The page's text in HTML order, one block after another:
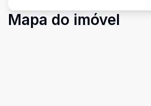
Mapa do imóvel